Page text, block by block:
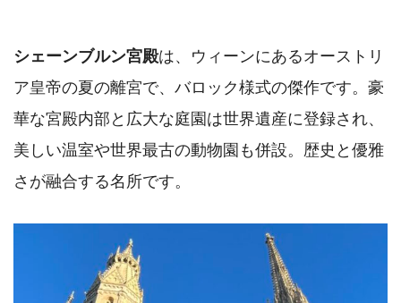
シェーンブルン宮殿は、ウィーンにあるオーストリ
ア皇帝の夏の離宮で、バロック様式の傑作です。豪
華な宮殿内部と広大な庭園は世界遺産に登録され、
美しい温室や世界最古の動物園も併設。歴史と優雅
さが融合する名所です。